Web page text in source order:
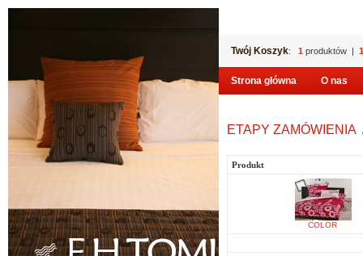
Twój Koszyk: 1 produktów |
Strona główna O nas
ETAPY
Produkt
COLOR